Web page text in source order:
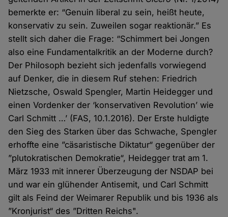
bemerkte er: “Genuin liberal zu sein, heißt heute,
konservativ zu sein. Zuweilen sogar reaktionär.” Es
stellt sich daher die Frage: “Schimmert bei Jongen
also eine Fundamentalkritik an der Moderne durch?
Der Philosoph bezieht sich jedenfalls vorwiegend
auf Denker, die in diesem Ruf stehen: Friedrich
Nietzsche, Oswald Spengler, Martin Heidegger und
einen Vordenker der ‘konservativen Revolution’ wie
Carl Schmitt …’ (FAS, 10.1.2016). Der Erste huldigte
den Sieg des Starken über das Schwache, Spengler
erhoffte eine ”cäsaristische Diktatur“ gegenüber der
”plutokratischen Demokratie“, Heidegger trat am 1.
März 1933 mit innerer Überzeugung der NSDAP bei
und war ein glühender Antisemit, und Carl Schmitt
gilt als Feind der Weimarer Republik und bis 1936 als
”Kronjurist“ des ”Dritten Reichs".